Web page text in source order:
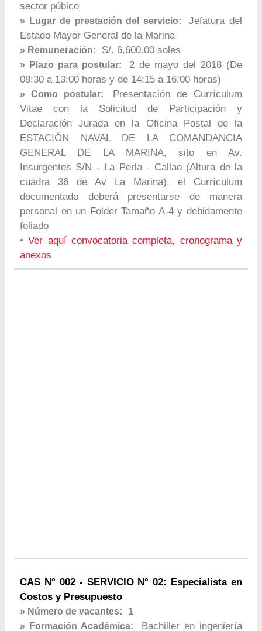
sector púbico
» Lugar de prestación del servicio:
Jefatura del
Estado Mayor General de la Marina
» Remuneración: S/. 6,600.00 soles
» Plazo para postular:
2 de mayo del 2018 (De
08:30 a 13:00 horas y de 14:15 a 16:00 horas)
» Como postular:
Presentación de Currículum
Vitae con la Solicitud de Participación y
Declaración Jurada en la Oficina Postal de la
ESTACIÓN NAVAL DE LA COMANDANCIA
GENERAL DE LA MARINA, sito en Av.
Insurgentes S/N - La Perla - Callao (Altura de la
cuadra 36 de Av La Marina), el Currículum
documentado deberá presentarse de manera
personal en un Folder Tamaño A-4 y debidamente
foliado
•Ver aquí convocatoria completa, cronograma y
anexos
CAS N° 002 - SERVICIO N° 02: Especialista en
Costos y Presupuesto
» Número de vacantes: 1
» Formación Académica: Bachiller en ingeniería